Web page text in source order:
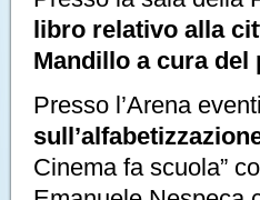
libro relativo alla
Mandillo a cura del
Presso l’Arena
Cinema fa scuola”